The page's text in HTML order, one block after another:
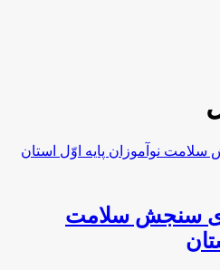
برای سنجش سلامت